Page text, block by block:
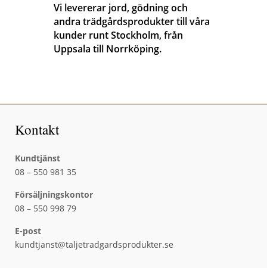
Vi levererar jord, gödning och
andra trädgårdsprodukter till våra
kunder runt Stockholm, från
Uppsala till Norrköping.
Kontakt
Kundtjänst
08 – 550 981 35
Försäljningskontor
08 – 550 998 79
E-post
kundtjanst@taljetradgardsprodukter.se